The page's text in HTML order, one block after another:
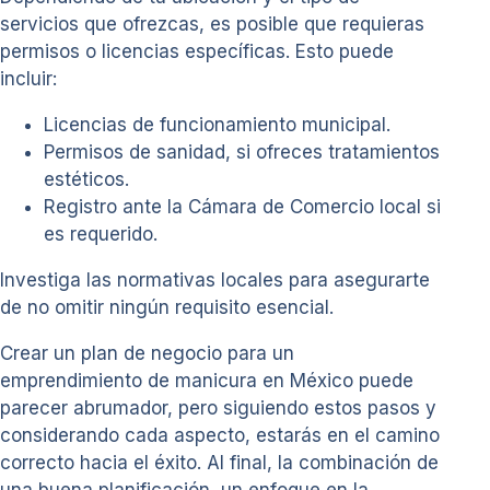
servicios que ofrezcas, es posible que requieras
permisos o licencias específicas. Esto puede
incluir:
Licencias de funcionamiento municipal.
Permisos de sanidad, si ofreces tratamientos
estéticos.
Registro ante la Cámara de Comercio local si
es requerido.
Investiga las normativas locales para asegurarte
de no omitir ningún requisito esencial.
Crear un plan de negocio para un
emprendimiento de manicura en México puede
parecer abrumador, pero siguiendo estos pasos y
considerando cada aspecto, estarás en el camino
correcto hacia el éxito. Al final, la combinación de